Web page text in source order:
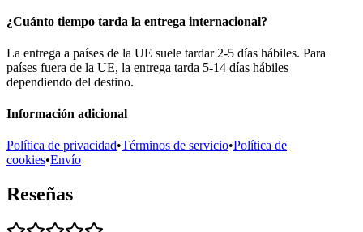
¿Cuánto tiempo tarda la entrega internacional?
La entrega a países de la UE suele tardar 2-5 días hábiles. Para
países fuera de la UE, la entrega tarda 5-14 días hábiles
dependiendo del destino.
Información adicional
Política de privacidad•Términos de servicio•Política de
cookies•Envío
Reseñas